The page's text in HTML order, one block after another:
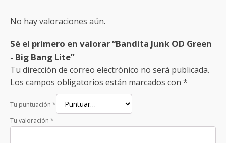
No hay valoraciones aún.
Sé el primero en valorar “Bandita Junk OD Green
- Big Bang Lite”
Tu dirección de correo electrónico no será publicada.
Los campos obligatorios están marcados con *
Tu puntuación *
Tu valoración *